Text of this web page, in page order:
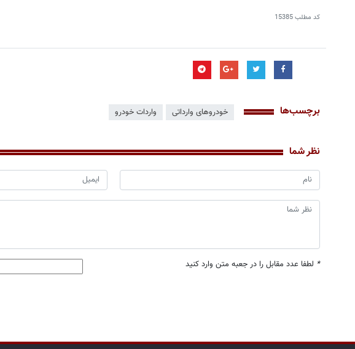
کد مطلب15385
برچسب‌ها خودروهای وارداتی واردات خودرو
نظر شما
* لطفا عدد مقابل را در جعبه متن وارد کنید